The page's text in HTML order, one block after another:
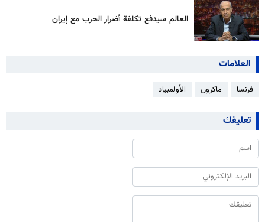
العالم سيدفع تكلفة أضرار الحرب مع إيران
العلامات
فرنسا ماكرون الأولمبياد
تعليقك